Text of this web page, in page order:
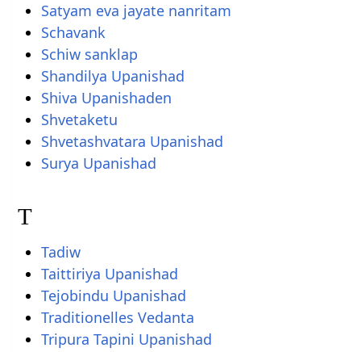
Satyam eva jayate nanritam
Schavank
Schiw sanklap
Shandilya Upanishad
Shiva Upanishaden
Shvetaketu
Shvetashvatara Upanishad
Surya Upanishad
T
Tadiw
Taittiriya Upanishad
Tejobindu Upanishad
Traditionelles Vedanta
Tripura Tapini Upanishad